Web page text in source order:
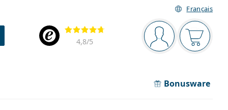
Français
Navigationsleiste
Sie sind Der
Bewertung
4,8/5
Bonusware